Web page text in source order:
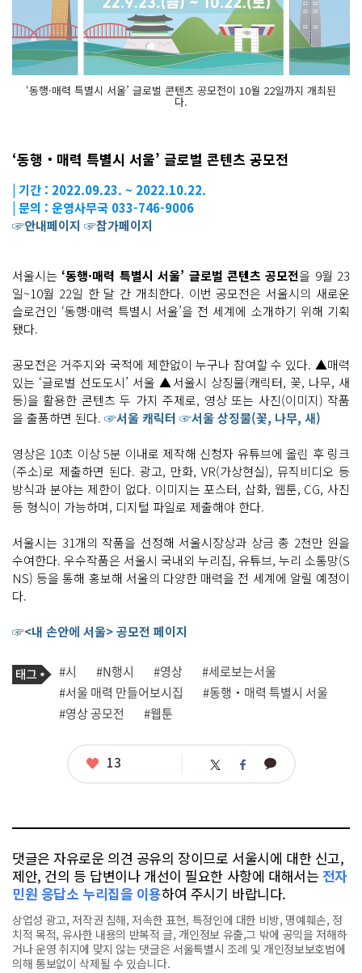
‘동행·매력 특별시 서울’ 글로벌 콘텐츠 공모전이 10월 22일까지 개최된
다.
‘동행‧매력 특별시 서울’ 글로벌 콘텐츠 공모전
| 기간 : 2022.09.23. ~ 2022.10.22.
| 문의 : 운영사무국 033-746-9006
☞안내페이지 ☞참가페이지
서울시는 ‘동행·매력 특별시 서울’ 글로벌 콘텐츠 공모전을 9월 23
일~10월 22일 한 달 간 개최한다. 이번 공모전은 서울시의 새로운
슬로건인 ‘동행·매력 특별시 서울’을 전 세계에 소개하기 위해 기획
됐다.
공모전은 거주지와 국적에 제한없이 누구나 참여할 수 있다. ▲매력
있는 ‘글로벌 선도도시’ 서울 ▲서울시 상징물(캐릭터, 꽃, 나무, 새
등)을 활용한 콘텐츠 두 가지 주제로, 영상 또는 사진(이미지) 작품
을 출품하면 된다. ☞서울 캐릭터 ☞서울 상징물(꽃, 나무, 새)
영상은 10초 이상 5분 이내로 제작해 신청자 유튜브에 올린 후 링크
(주소)로 제출하면 된다. 광고, 만화, VR(가상현실), 뮤직비디오 등
방식과 분야는 제한이 없다. 이미지는 포스터, 삽화, 웹툰, CG, 사진
등 형식이 가능하며, 디지털 파일로 제출해야 한다.
서울시는 31개의 작품을 선정해 서울시장상과 상금 총 2천만 원을
수여한다. 우수작품은 서울시 국내외 누리집, 유튜브, 누리 소통망(S
NS) 등을 통해 홍보해 서울의 다양한 매력을 전 세계에 알릴 예정이
다.
☞<내 손안에 서울> 공모전 페이지
기
사
관
련
태
태
그
#시 #N행시 #영상
#세로보는서울
#서울 매력 만들어보시집
#동행‧매력 특별시 서울
#영상 공모전
#웹툰
좋
13 트 페 카
댓글은 자유로운 의견 공유의 장이므로 서울시에 대한 신고,
제안, 건의 등 답변이나 개선이 필요한 사항에 대해서는 전자
민원 응답소 누리집을 이용하여 주시기 바랍니다.
상업성 광고, 저작권 침해, 저속한 표현, 특정인에 대한 비방, 명예훼손, 정
치적 목적, 유사한 내용의 반복적 글, 개인정보 유출,그 밖에 공익을 저해하
거나 운영 취지에 맞지 않는 댓글은 서울특별시 조례 및 개인정보보호법에
의해 통보없이 삭제될 수 있습니다.